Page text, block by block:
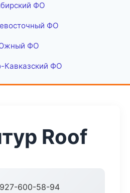
ФО
ФО
ФО
Кавказский ФО
Roof
600-58-94